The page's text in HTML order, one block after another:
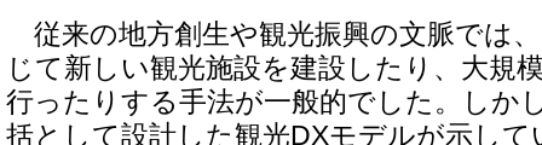
従来の地方創生や観光振興の文脈では
じて新しい観光施設を建設したり、大規
行ったりする手法が一般的でした。しか
括として設計した観光DXモデルが示し